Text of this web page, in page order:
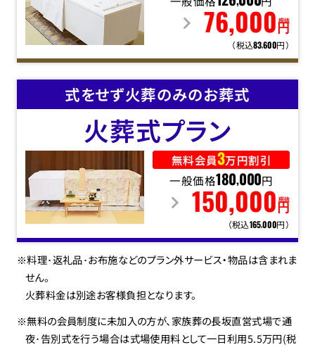
76,000 円
税抜
（税込83,600円）
式をせず火葬のみのお葬式
火葬式プラン
無料会員3万円割引
一般価格180,000円
150,000 円
税抜
（税込165,000円）
※料理･返礼品･お布施などのプラン外サービス・物品は含まれま
せん。
火葬料金は別途お客様負担となります。
※無料の会員制度に未加入の方が、家族葬の長坂直営式場で通
夜･告別式を行う場合は式場使用料として一日利用5.5万円(税